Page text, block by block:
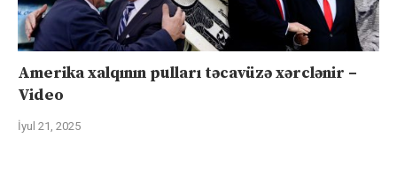
Amerika xalqının pulları təcavüzə xərclənir –
Video
İyul 21, 2025